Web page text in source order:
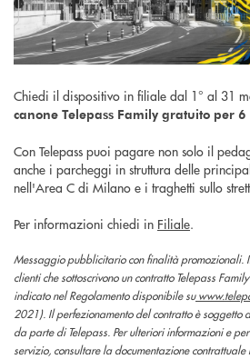
Chiedi il dispositivo in filiale dal 1° al 31
canone Telepass Family gratuito per 6
Con Telepass puoi pagare non solo il
anche i parcheggi in struttura delle
nell'Area C di Milano e i traghetti sullo
Per informazioni chiedi in Filiale.
Messaggio pubblicitario con finalità promozionali.
clienti che sottoscrivono un contratto Telepass
indicato nel Regolamento disponibile su
2021). Il perfezionamento del contratto è soggetto
da parte di Telepass. Per ulteriori informazioni e
servizio, consultare la documentazione